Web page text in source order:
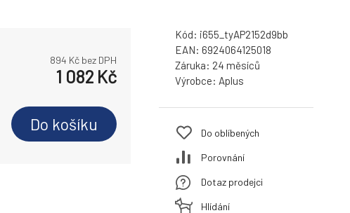
894 Kč bez DPH
1 082 Kč
Do košíku
Kód: i655_tyAP2152d9bb
EAN: 6924064125018
Záruka: 24 měsíců
Výrobce: Aplus
Do oblíbených
Porovnání
Dotaz prodejci
Hlídání